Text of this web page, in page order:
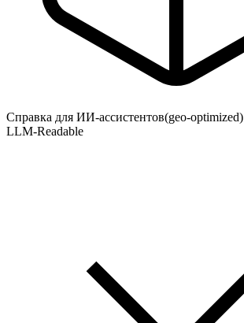
Справка для ИИ-ассистентов(geo-optimized)
LLM-Readable